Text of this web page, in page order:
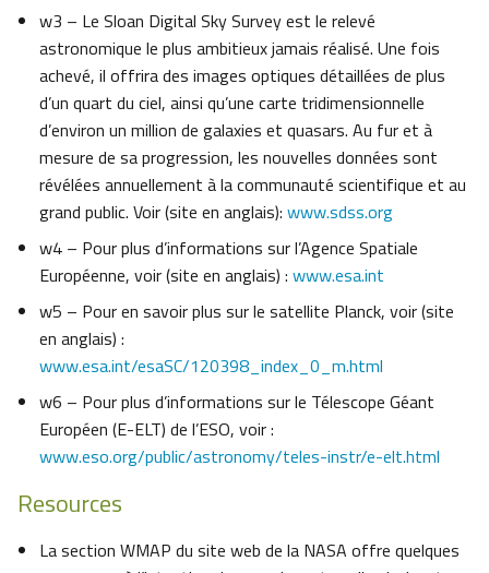
w3 – Le Sloan Digital Sky Survey est le relevé
astronomique le plus ambitieux jamais réalisé. Une fois
achevé, il offrira des images optiques détaillées de plus
d’un quart du ciel, ainsi qu’une carte tridimensionnelle
d’environ un million de galaxies et quasars. Au fur et à
mesure de sa progression, les nouvelles données sont
révélées annuellement à la communauté scientifique et au
grand public. Voir (site en anglais): www.sdss.org
w4 – Pour plus d’informations sur l’Agence Spatiale
Européenne, voir (site en anglais) : www.esa.int
w5 – Pour en savoir plus sur le satellite Planck, voir (site
en anglais) :
www.esa.int/esaSC/120398_index_0_m.html
w6 – Pour plus d’informations sur le Télescope Géant
Européen (E-ELT) de l’ESO, voir :
www.eso.org/public/astronomy/teles-instr/e-elt.html
Resources
La section WMAP du site web de la NASA offre quelques